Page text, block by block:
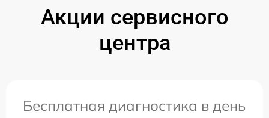
Акции сервисного
центра
Бесплатная диагностика в день